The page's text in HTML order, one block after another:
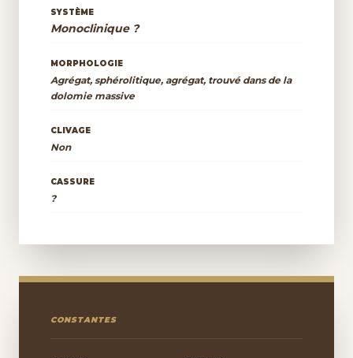
SYSTÈME
Monoclinique ?
MORPHOLOGIE
Agrégat, sphérolitique, agrégat, trouvé dans de la
dolomie massive
CLIVAGE
Non
CASSURE
?
CONSTANTES